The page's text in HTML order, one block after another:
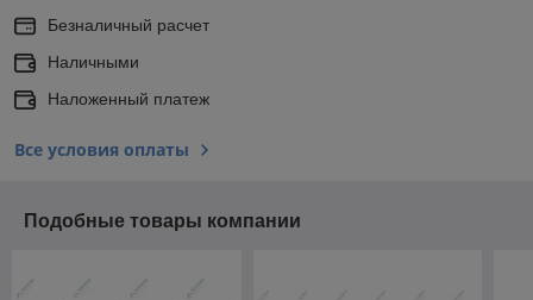
Безналичный расчет
Наличными
Наложенный платеж
Все условия оплаты
Подобные товары компании